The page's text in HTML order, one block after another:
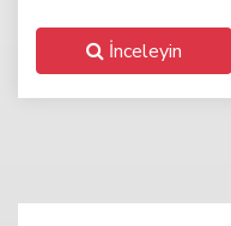
İnceleyin